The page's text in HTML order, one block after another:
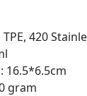
TPE, 420
16.5*6.5cm
gram